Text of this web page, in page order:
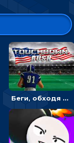
Беги, обходя соперников и собирай бонусы - американский футбол